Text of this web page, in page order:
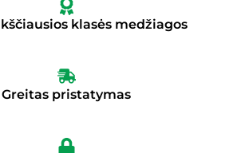
klasės medžiagos
Greitas pristatymas